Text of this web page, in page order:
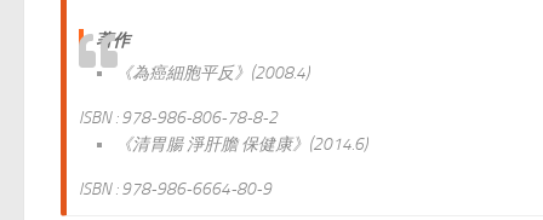
著作
《為癌細胞平反》(2008.4)
ISBN : 978-986-806-78-8-2
《清胃腸 淨肝膽 保健康》(2014.6)
ISBN : 978-986-6664-80-9